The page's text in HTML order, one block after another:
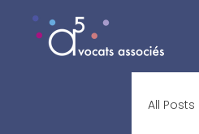
All Posts